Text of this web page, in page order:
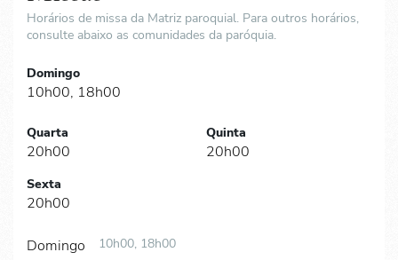
Horários de missa da Matriz paroquial. Para outros horários,
consulte abaixo as comunidades da paróquia.
Domingo
10h00, 18h00
Quarta
20h00
Quinta
20h00
Sexta
20h00
Domingo 10h00, 18h00